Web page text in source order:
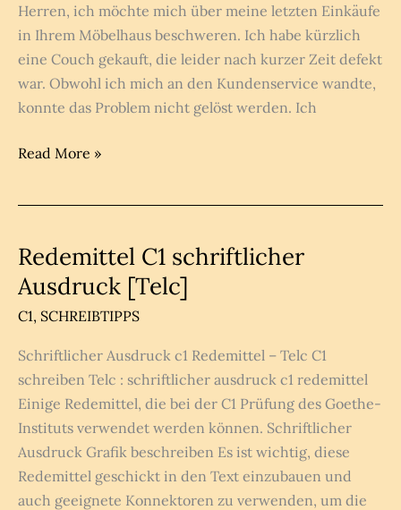
Herren, ich möchte mich über meine letzten Einkäufe
in Ihrem Möbelhaus beschweren. Ich habe kürzlich
eine Couch gekauft, die leider nach kurzer Zeit defekt
war. Obwohl ich mich an den Kundenservice wandte,
konnte das Problem nicht gelöst werden. Ich
Beschwerdebrief
Fahrrad
Read More »
Redemittel C1 schriftlicher
Ausdruck [Telc]
C1, SCHREIBTIPPS
Schriftlicher Ausdruck c1 Redemittel – Telc C1
schreiben Telc : schriftlicher ausdruck c1 redemittel
Einige Redemittel, die bei der C1 Prüfung des Goethe-
Instituts verwendet werden können. Schriftlicher
Ausdruck Grafik beschreiben Es ist wichtig, diese
Redemittel geschickt in den Text einzubauen und
auch geeignete Konnektoren zu verwenden, um die